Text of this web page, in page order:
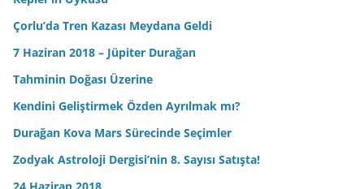
Çorlu’da Tren Kazası Meydana Geldi
7 Haziran 2018 – Jüpiter Durağan
Tahminin Doğası Üzerine
Kendini Geliştirmek Özden Ayrılmak mı?
Durağan Kova Mars Sürecinde Seçimler
Zodyak Astroloji Dergisi’nin 8. Sayısı Satışta!